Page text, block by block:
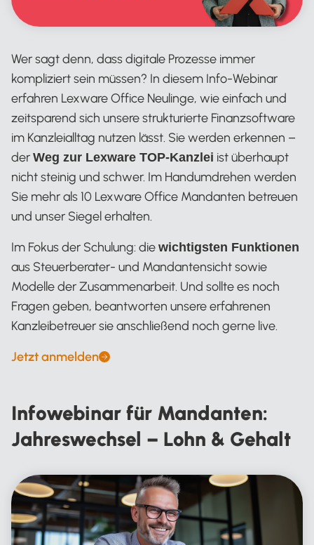
Wer sagt denn, dass digitale Prozesse immer
kompliziert sein müssen? In diesem Info-Webinar
erfahren Lexware Office Neulinge, wie einfach und
zeitsparend sich unsere strukturierte Finanzsoftware
im Kanzleialltag nutzen lässt. Sie werden erkennen –
der Weg zur Lexware TOP-Kanzlei ist überhaupt
nicht steinig und schwer. Im Handumdrehen werden
Sie mehr als 10 Lexware Office Mandanten betreuen
und unser Siegel erhalten.
Im Fokus der Schulung: die wichtigsten Funktionen
aus Steuerberater- und Mandantensicht sowie
Modelle der Zusammenarbeit. Und sollte es noch
Fragen geben, beantworten unsere erfahrenen
Kanzleibetreuer sie anschließend noch gerne live.
Jetzt anmelden
Infowebinar für Mandanten:
Jahreswechsel – Lohn & Gehalt